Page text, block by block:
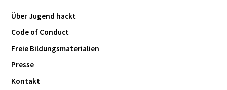
Über Jugend hackt
Code of Conduct
Freie Bildungsmaterialien
Presse
Kontakt